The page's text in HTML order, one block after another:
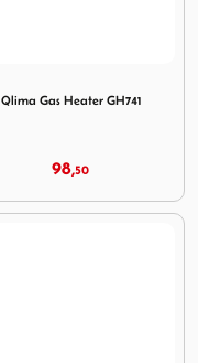
Qlima Gas Heater GH741
98,50